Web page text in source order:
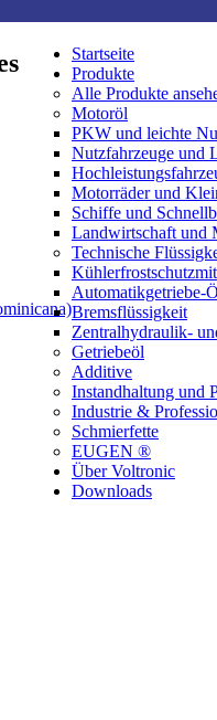
Startseite
Produkte
Alle Produkte
Motoröl
PKW und leichte
Nutzfahrzeuge und
Motorräder und
Schiffe und
Landwirtschaft und
Technische
Automatikgetriebe-
Bremsflüssigkeit
Zentralhydraulik-
Getriebeöl
Additive
Instandhaltung und
Industrie &
Schmierfette
EUGEN ®
Über Voltronic
Downloads